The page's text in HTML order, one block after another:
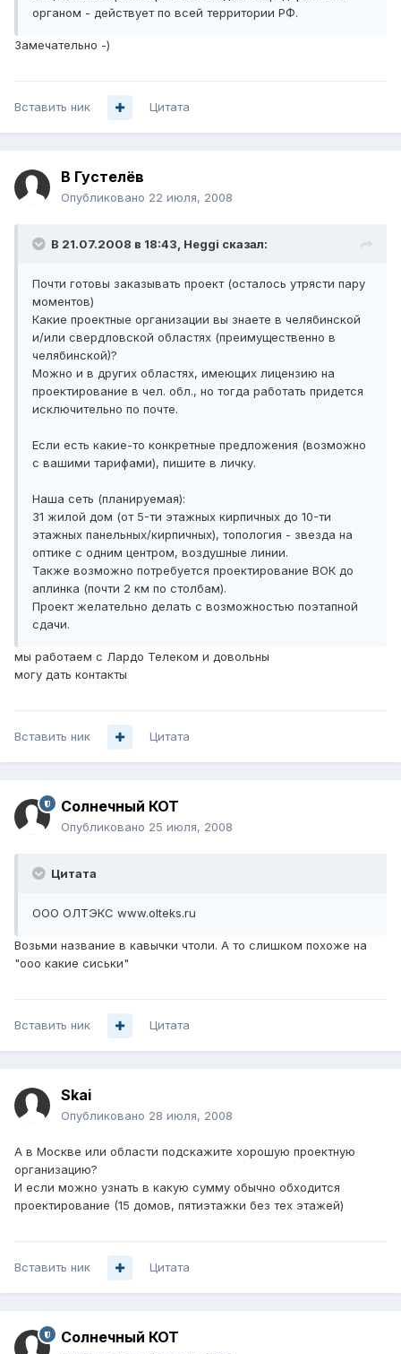
органом - действует по всей территории РФ.
Замечательно -)
Вставить ник Цитата
В Густелёв
Опубликовано 22 июля, 2008
В 21.07.2008 в 18:43, Heggi сказал:
Почти готовы заказывать проект (осталось утрясти пару
моментов)
Какие проектные организации вы знаете в челябинской
и/или свердловской областях (преимущественно в
челябинской)?
Можно и в других областях, имеющих лицензию на
проектирование в чел. обл., но тогда работать придется
исключительно по почте.
Если есть какие-то конкретные предложения (возможно
с вашими тарифами), пишите в личку.
Наша сеть (планируемая):
31 жилой дом (от 5-ти этажных кирпичных до 10-ти
этажных панельных/кирпичных), топология - звезда на
оптике с одним центром, воздушные линии.
Также возможно потребуется проектирование ВОК до
аплинка (почти 2 км по столбам).
Проект желательно делать с возможностью поэтапной
сдачи.
мы работаем с Лардо Телеком и довольны
могу дать контакты
Вставить ник Цитата
Солнечный КОТ
Опубликовано 25 июля, 2008
Цитата
ООО ОЛТЭКС www.olteks.ru
Возьми название в кавычки чтоли. А то слишком похоже на
"ооо какие сиськи"
Вставить ник Цитата
Skai
Опубликовано 28 июля, 2008
А в Москве или области подскажите хорошую проектную
организацию?
И если можно узнать в какую сумму обычно обходится
проектирование (15 домов, пятиэтажки без тех этажей)
Вставить ник Цитата
Солнечный КОТ